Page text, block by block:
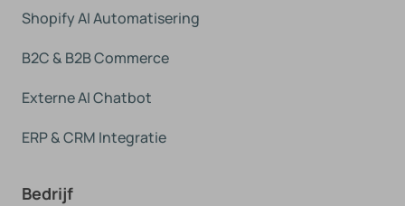
Shopify AI Automatisering
B2C & B2B Commerce
Externe AI Chatbot
ERP & CRM Integratie
Bedrijf